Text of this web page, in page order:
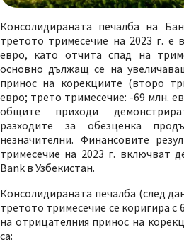
Консолидираната печалба на
третото тримесечие на 2023 г. е
евро, като отчита спад на
основно дължащ се на
принос на корекциите (второ
евро; трето тримесечие: -69 млн.
общите приходи
разходите за обезценка
незначителни. Финансовите
тримесечие на 2023 г. включват
Bank в Узбекистан.
Консолидираната печалба (след
третото тримесечие се коригира с
на отрицателния принос на
са: